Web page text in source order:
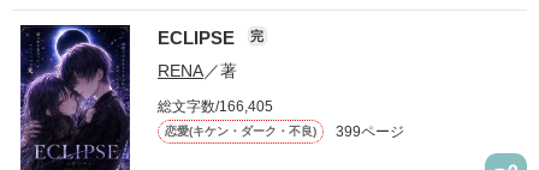
「好きだったから、別れを選んだ。」
モテる人を好きになるのが怖かった。
だから私は、中学時代に大好きだった彼を自分から振った。
もう会うことはないと思っていたのに、
ECLIPSE 完
RENA／著
総文字数/166,405
恋愛(キケン・ダーク・不良) 399ページ